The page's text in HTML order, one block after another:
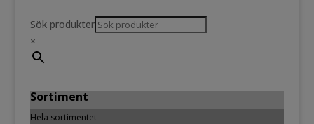
Sök produkter
×
Sortiment
Hela sortimentet